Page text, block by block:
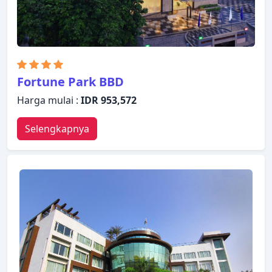
Fortune Park BBD
Harga mulai : IDR 953,572
Selengkapnya